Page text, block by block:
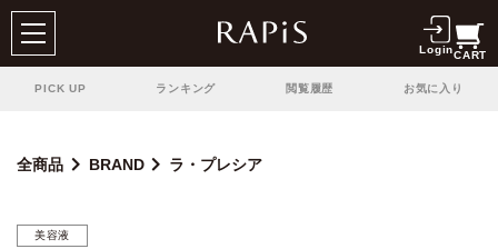
LoginCART
PICK UP ランキング 閲覧履歴 お気に入り
全商品 BRAND ラ・プレシア
美容液